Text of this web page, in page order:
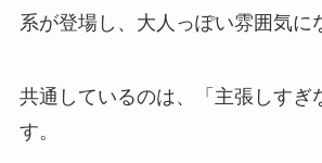
系が登場し、大人っぽい雰囲気に
共通しているのは、「主張しすぎ
す。